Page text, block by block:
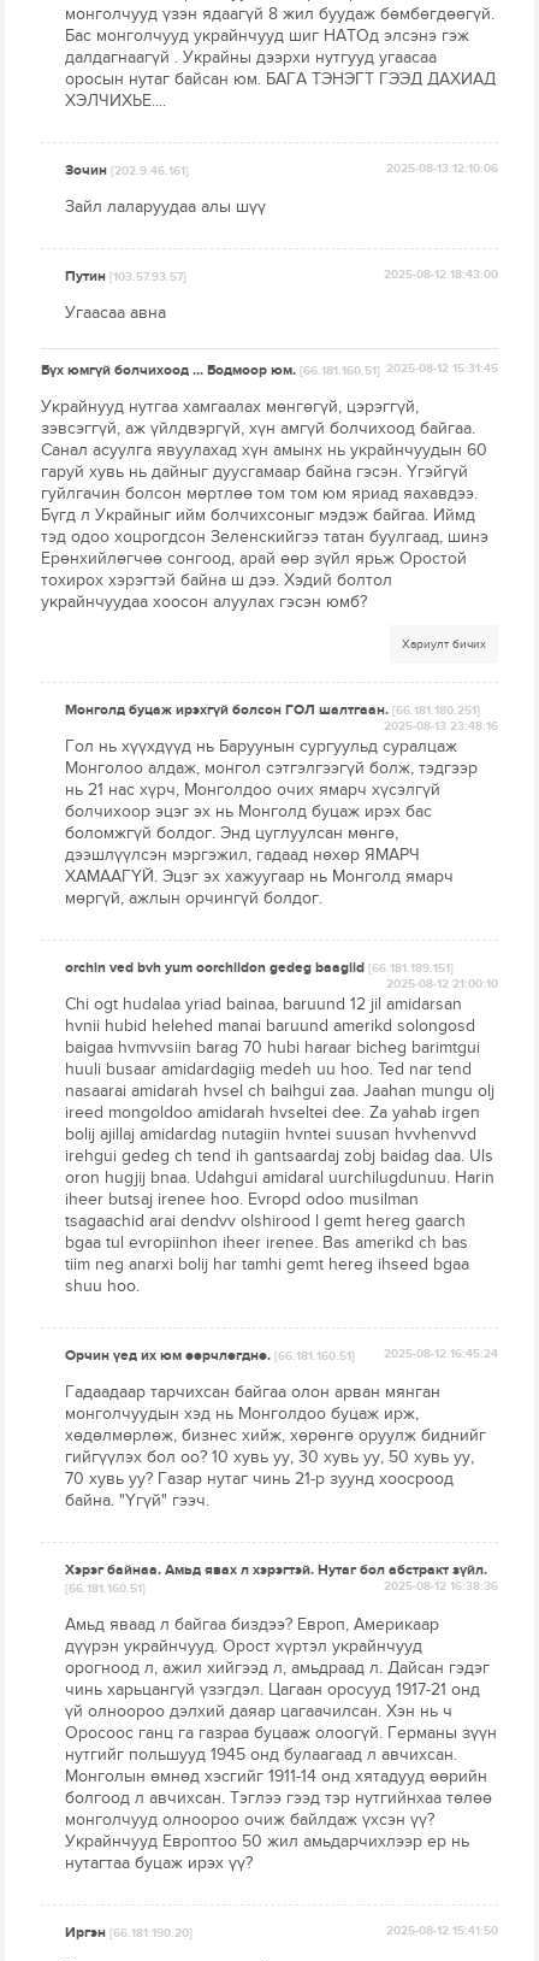
монголчууд үзэн ядаагүй 8 жил буудаж бөмбөгдөөгүй.
Бас монголчууд украйнчууд шиг НАТОд элсэнэ гэж
далдагнаагүй . Украйны дээрхи нутгууд угаасаа
оросын нутаг байсан юм. БАГА ТЭНЭГТ ГЭЭД ДАХИАД
ХЭЛЧИХЬЕ....
Зочин[202.9.46.161] 2025-08-13 12:10:06
Зайл лаларуудаа алы шүү
Путин[103.57.93.57] 2025-08-12 18:43:00
Угаасаа авна
Бүх юмгүй болчихоод ... Бодмоор юм.[66.181.160.51] 2025-08-12 15:31:45
Украйнууд нутгаа хамгаалах мөнгөгүй, цэрэггүй,
зэвсэггүй, аж үйлдвэргүй, хүн амгүй болчихоод байгаа.
Санал асуулга явуулахад хүн амынх нь украйнчуудын 60
гаруй хувь нь дайныг дуусгамаар байна гэсэн. Үгэйгүй
гуйлгачин болсон мөртлөө том том юм яриад яахавдээ.
Бүгд л Украйныг ийм болчихсоныг мэдэж байгаа. Иймд
тэд одоо хоцрогдсон Зеленскийгээ татан буулгаад, шинэ
Ерөнхийлөгчөө сонгоод, арай өөр зүйл ярьж Оростой
тохирох хэрэгтэй байна ш дээ. Хэдий болтол
украйнчуудаа хоосон алуулах гэсэн юмб?
Хариулт бичих
Монголд буцаж ирэхгүй болсон ГОЛ шалтгаан.[66.181.180.251]
2025-08-13 23:48:16
Гол нь хүүхдүүд нь Баруунын сургуульд суралцаж
Монголоо алдаж, монгол сэтгэлгээгүй болж, тэдгээр
нь 21 нас хүрч, Монголдоо очих ямарч хүсэлгүй
болчихоор эцэг эх нь Монголд буцаж ирэх бас
боломжгүй болдог. Энд цуглуулсан мөнгө,
дээшлүүлсэн мэргэжил, гадаад нөхөр ЯМАРЧ
ХАМААГҮЙ. Эцэг эх хажуугаар нь Монголд ямарч
мөргүй, ажлын орчингүй болдог.
orchin ved bvh yum oorchildon gedeg baagiid[66.181.189.151]
2025-08-12 21:00:10
Chi ogt hudalaa yriad bainaa, baruund 12 jil amidarsan
hvnii hubid helehed manai baruund amerikd solongosd
baigaa hvmvvsiin barag 70 hubi haraar bicheg barimtgui
huuli busaar amidardagiig medeh uu hoo. Ted nar tend
nasaarai amidarah hvsel ch baihgui zaa. Jaahan mungu olj
ireed mongoldoo amidarah hvseltei dee. Za yahab irgen
bolij ajillaj amidardag nutagiin hvntei suusan hvvhenvvd
irehgui gedeg ch tend ih gantsaardaj zobj baidag daa. Uls
oron hugjij bnaa. Udahgui amidaral uurchilugdunuu. Harin
iheer butsaj irenee hoo. Evropd odoo musilman
tsagaachid arai dendvv olshirood l gemt hereg gaarch
bgaa tul evropiinhon iheer irenee. Bas amerikd ch bas
tiim neg anarxi bolij har tamhi gemt hereg ihseed bgaa
shuu hoo.
Орчин үед их юм өөрчлөгднө.[66.181.160.51] 2025-08-12 16:45:24
Гадаадаар тарчихсан байгаа олон арван мянган
монголчуудын хэд нь Монголдоо буцаж ирж,
хөдөлмөрлөж, бизнес хийж, хөрөнгө оруулж биднийг
гийгүүлэх бол оо? 10 хувь уу, 30 хувь уу, 50 хувь уу,
70 хувь уу? Газар нутаг чинь 21-р зуунд хоосроод
байна. "Үгүй" гээч.
Хэрэг байнаа. Амьд явах л хэрэгтэй. Нутаг бол абстракт зүйл.
[66.181.160.51] 2025-08-12 16:38:36
Амьд яваад л байгаа биздээ? Европ, Америкаар
дүүрэн украйнчууд. Орост хүртэл украйнчууд
орогноод л, ажил хийгээд л, амьдраад л. Дайсан гэдэг
чинь харьцангүй үзэгдэл. Цагаан оросууд 1917-21 онд
үй олноороо дэлхий даяар цагаачилсан. Хэн нь ч
Оросоос ганц га газраа буцааж олоогүй. Германы зүүн
нутгийг польшууд 1945 онд булаагаад л авчихсан.
Монголын өмнөд хэсгийг 1911-14 онд хятадууд өөрийн
болгоод л авчихсан. Тэглээ гээд тэр нутгийнхаа төлөө
монголчууд олноороо очиж байлдаж үхсэн үү?
Украйнчууд Европтоо 50 жил амьдарчихлээр ер нь
нутагтаа буцаж ирэх үү?
Иргэн[66.181.190.20] 2025-08-12 15:41:50